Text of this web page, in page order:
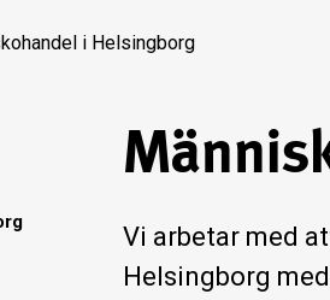
i Helsingborg
Vi arbetar med
Helsingborg